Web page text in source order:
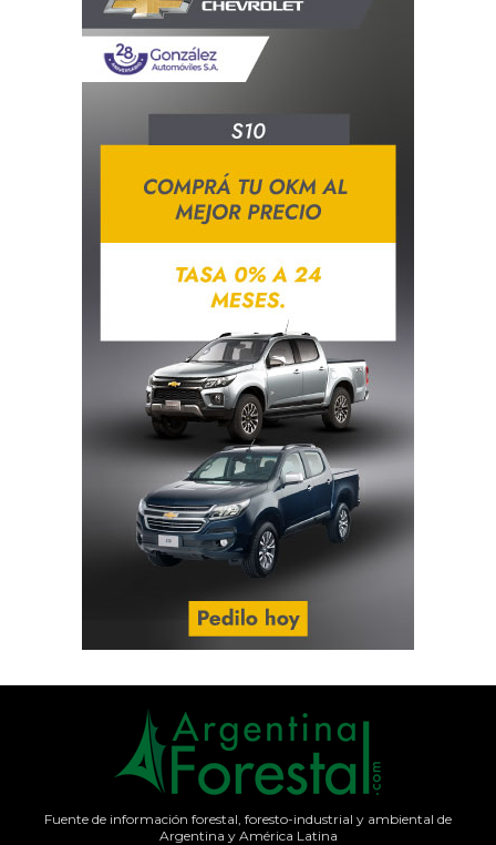
Fuente de información forestal, foresto-industrial y ambiental de
Argentina y América Latina